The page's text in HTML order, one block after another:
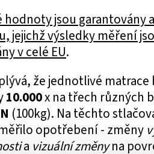
hodnoty jsou garantovány
jejichž výsledky měření
v celé EU.
že jednotlivé
10.000x na třech různých
(100kg). Na těchto
opotřebení - změny
a vizuální změny na